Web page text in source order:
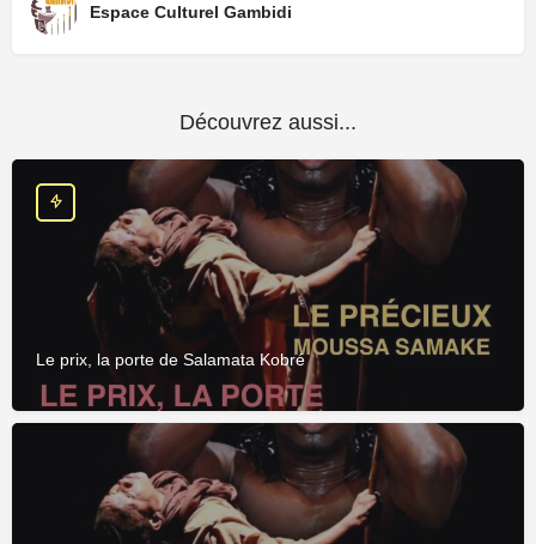
Espace Culturel Gambidi
Découvrez aussi...
Le prix, la porte de Salamata Kobré